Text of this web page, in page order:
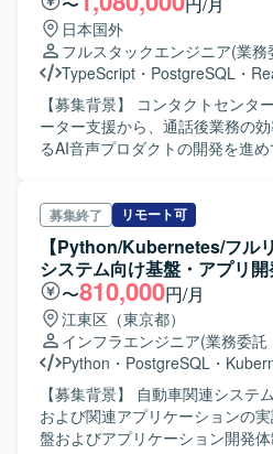
引するテックリード候補を募集しており
容】 AI音声プロダクトにおける
ンドの設計、開発、運用を行っ
を中心としたWebアプリケーショ
支援、通話後処理、ナレッジ活
装を担当していただきます。顧
技術課題の調査、原因分析、恒
ジェクトマネージャーとの要件整
ただきます。アーキテクチャ設
リング方針の策定や、コードレ
じた開発品質の向上にも取り組ん
ロセスやチーム内の役割分担、情
ムメンバーへの技術的な支援や
だき、将来的にはテックリード
術的意思決定のリードを担っていただき
物像】 マネジメントだけではな
がらチームをリードできる方を
エンドとバックエンドの領域を限
日本国外
フルスタックエンジニア(業務
TypeScript ・ PostgreSQL ・
【募集背景】 コンタクトセンタ
ーター支援から、通話後業務の
るAI音声プロダクトの開発を進
体制づくりが求められている状
トエンドとバックエンドを横断
ら、技術課題の整理や開発優先
決定を牽引するテックリード候補を
業内容】 AI音声プロダクトにお
バックエンドの設計・開発・運
TypeScriptを中心としたWebアプ
や、通話中支援、通話後処理、ナ
の設計・実装を担当していただ
る不具合や技術課題の調査、原
り組んでいただきます。また、プ
募集終了 リモート可
【Python/Kubernetes/フル
システム向け基盤・アプリ
〜810,000円/月
江東区（東京都）
インフラエンジニア(業務委託
Python ・ PostgreSQL ・
【募集背景】 自動車関連システ
および関連アプリケーションの
盤およびアプリケーション開発